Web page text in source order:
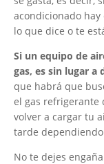
acondicionado hay
lo que dice o te
Si un equipo de
gas, es sin lugar a
que habrá que
el gas refrigerante
volver a cargar tu
tarde
No te dejes